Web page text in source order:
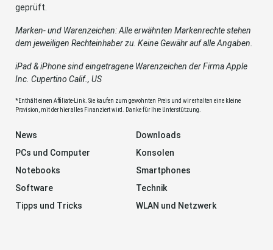
geprüft.
Marken- und Warenzeichen: Alle erwähnten Markenrechte stehen
dem jeweiligen Rechteinhaber zu. Keine Gewähr auf alle Angaben.
iPad & iPhone sind eingetragene Warenzeichen der Firma Apple
Inc. Cupertino Calif., US
*Enthält einen Affiliate-Link. Sie kaufen zum gewohnten Preis und wir erhalten eine kleine
Provision, mit der hier alles Finanziert wird. Danke für Ihre Unterstützung.
News
Downloads
PCs und Computer
Konsolen
Notebooks
Smartphones
Software
Technik
Tipps und Tricks
WLAN und Netzwerk